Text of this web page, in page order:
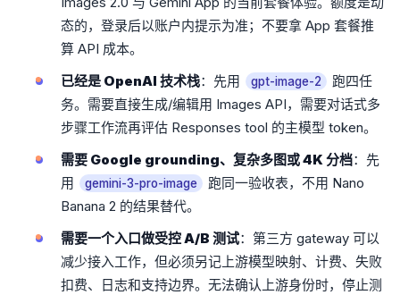
态的，登录后以账户内提示为准；不要拿 App 套餐推
算 API 成本。
已经是 OpenAI 技术栈：先用 gpt-image-2
跑四任
务。需要直接生成/编辑用 Images API，需要对话式多
步骤工作流再评估 Responses tool 的主模型 token。
需要 Google grounding、复杂多图或 4K 分档：先
用
gemini-3-pro-image
跑同一验收表，不用 Nano
Banana 2 的结果替代。
需要一个入口做受控 A/B 测试：第三方 gateway 可以
减少接入工作，但必须另记上游模型映射、计费、失败
扣费、日志和支持边界。无法确认上游身份时，停止测